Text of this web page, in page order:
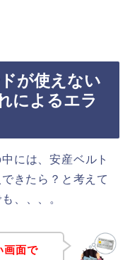
が使えない
によるエラ
には、安産ベルト
きたら？と考えて
、、、。
画面で